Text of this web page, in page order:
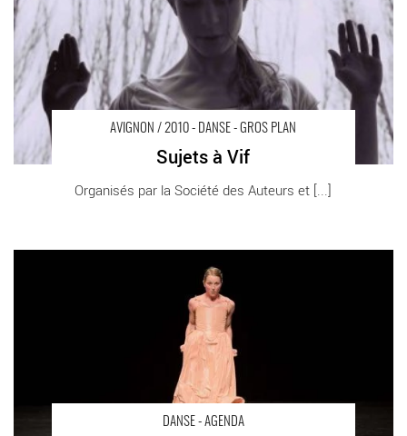
AVIGNON / 2010 - DANSE - GROS PLAN
Sujets à Vif
Organisés par la Société des Auteurs et [...]
DANSE - AGENDA
Massin - Critique sortie Danse Ris Orangis Scène Nationale de
l'Essonne - Centre culturel Robert Desnos